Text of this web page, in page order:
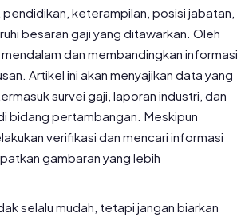
keterampilan, posisi jabatan,
besaran gaji yang ditawarkan. Oleh
dan membandingkan informasi
Artikel ini akan menyajikan data yang
survei gaji, laporan industri, dan
bidang pertambangan. Meskipun
verifikasi dan mencari informasi
gambaran yang lebih
selalu mudah, tetapi jangan biarkan